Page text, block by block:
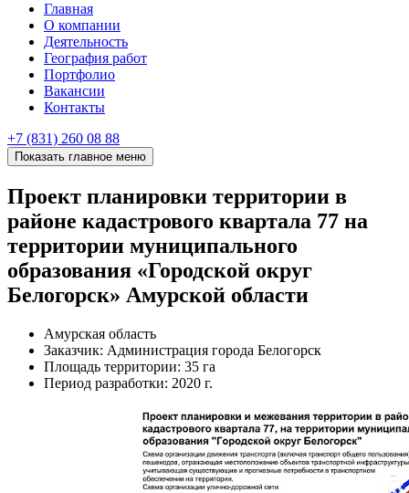
Главная
О компании
Деятельность
География работ
Портфолио
Вакансии
Контакты
+7 (831) 260 08 88
Показать главное меню
Проект планировки территории в
районе кадастрового квартала 77 на
территории муниципального
образования «Городской округ
Белогорск» Амурской области
Амурская область
Заказчик: Администрация города Белогорск
Площадь территории: 35 га
Период разработки: 2020 г.